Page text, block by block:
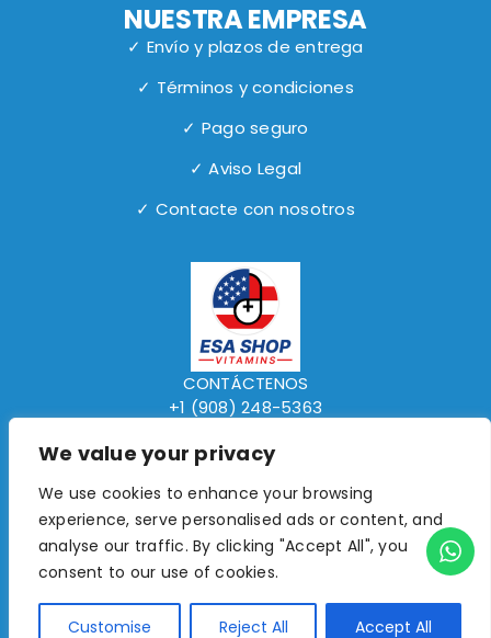
We value your privacy
We use cookies to enhance your browsing
experience, serve personalised ads or content, and
analyse our traffic. By clicking "Accept All", you
consent to our use of cookies.
Customise Reject All Accept All
NUESTRA EMPRESA
✓ Envío y plazos de entrega
✓ Términos y condiciones
✓ Pago seguro
✓ Aviso Legal
✓ Contacte con nosotros
CONTÁCTENOS
+1 (908) 248-5363
©2018- 2026 ESA Shop Vitamins. All Rights
Reserved.